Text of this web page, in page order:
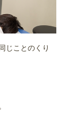
じことのくり